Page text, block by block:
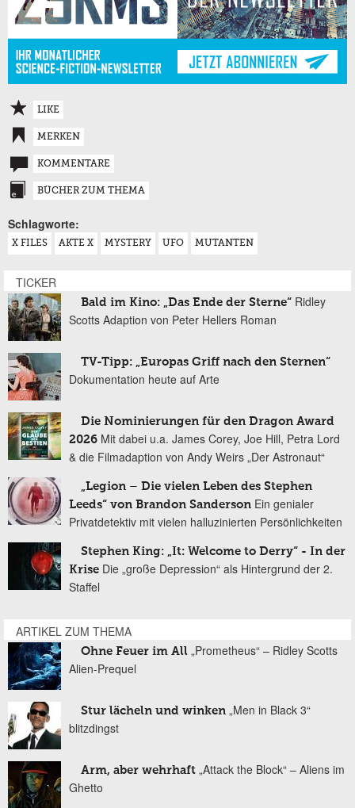
LIKE
MERKEN
KOMMENTARE
BÜCHER ZUM THEMA
Schlagworte:
X FILES AKTE X MYSTERY UFO MUTANTEN
TICKER
Bald im Kino: „Das Ende der Sterne“ Ridley
Scotts Adaption von Peter Hellers Roman
TV-Tipp: „Europas Griff nach den Sternen“
Dokumentation heute auf Arte
Die Nominierungen für den Dragon Award
2026 Mit dabei u.a. James Corey, Joe Hill, Petra Lord
& die Filmadaption von Andy Weirs „Der Astronaut“
„Legion – Die vielen Leben des Stephen
Leeds“ von Brandon Sanderson Ein genialer
Privatdetektiv mit vielen halluzinierten Persönlichkeiten
Stephen King: „It: Welcome to Derry“ - In der
Krise Die „große Depression“ als Hintergrund der 2.
Staffel
ARTIKEL ZUM THEMA
Ohne Feuer im All „Prometheus“ – Ridley Scotts
Alien-Prequel
Stur lächeln und winken „Men in Black 3“
blitzdingst
Arm, aber wehrhaft „Attack the Block“ – Aliens im
Ghetto